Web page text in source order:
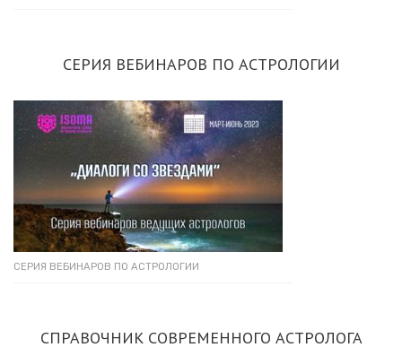
СЕРИЯ ВЕБИНАРОВ ПО АСТРОЛОГИИ
СЕРИЯ ВЕБИНАРОВ ПО АСТРОЛОГИИ
СПРАВОЧНИК СОВРЕМЕННОГО АСТРОЛОГА